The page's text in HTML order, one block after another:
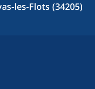
les-Flots (34205)